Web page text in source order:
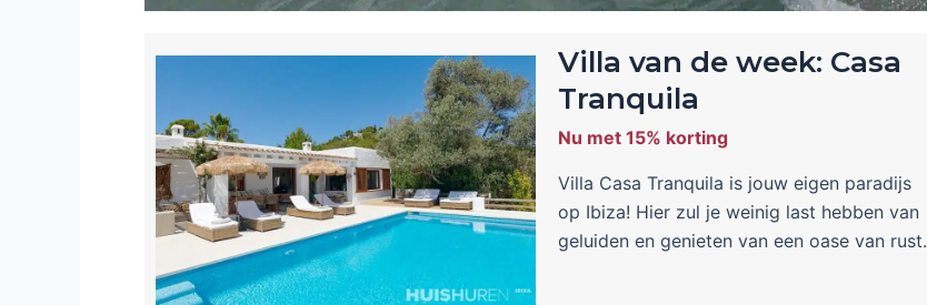
Villa van de week: Casa
Tranquila
Nu met 15% korting
Villa Casa Tranquila is jouw eigen paradijs
op Ibiza! Hier zul je weinig last hebben van
geluiden en genieten van een oase van rust.